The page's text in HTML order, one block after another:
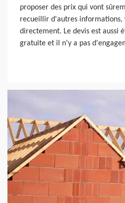
proposer des prix qui vont
recueillir d'autres informations,
directement. Le devis est aussi
gratuite et il n'y a pas